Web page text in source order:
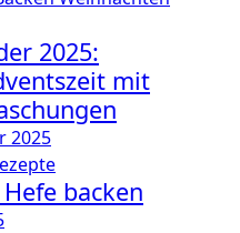
2025:
mit
2025
backen